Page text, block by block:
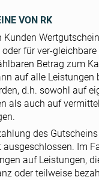
VON RK
Kunden
für ver-
Betrag zum
auf alle Leistungen
d.h. sowohl auf
als auch auf
des
ausgeschlossen. Im
auf Leistungen,
oder teilweise